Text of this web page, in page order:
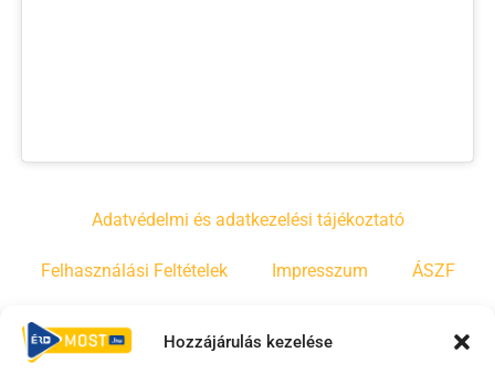
Hozzájárulás kezelése
Adatvédelmi és adatkezelési tájékoztató
Felhasználási Feltételek Impresszum ÁSZF
Irányelvek